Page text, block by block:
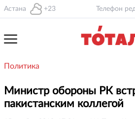
Астана +23 Телефон
Политика
Министр обороны РК
пакистанским коллегой